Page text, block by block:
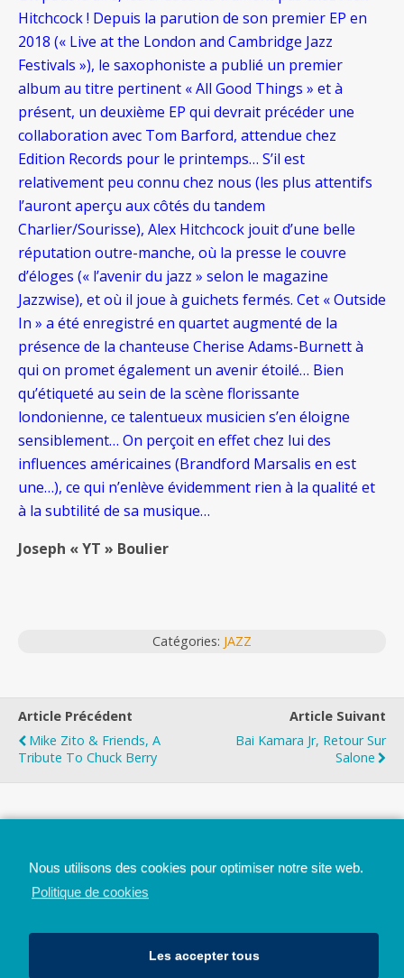
Hitchcock ! Depuis la parution de son premier EP en
2018 (« Live at the London and Cambridge Jazz
Festivals »), le saxophoniste a publié un premier
album au titre pertinent « All Good Things » et à
présent, un deuxième EP qui devrait précéder une
collaboration avec Tom Barford, attendue chez
Edition Records pour le printemps… S’il est
relativement peu connu chez nous (les plus attentifs
l’auront aperçu aux côtés du tandem
Charlier/Sourisse), Alex Hitchcock jouit d’une belle
réputation outre-manche, où la presse le couvre
d’éloges (« l’avenir du jazz » selon le magazine
Jazzwise), et où il joue à guichets fermés. Cet « Outside
In » a été enregistré en quartet augmenté de la
présence de la chanteuse Cherise Adams-Burnett à
qui on promet également un avenir étoilé… Bien
qu’étiqueté au sein de la scène florissante
londonienne, ce talentueux musicien s’en éloigne
sensiblement… On perçoit en effet chez lui des
influences américaines (Brandford Marsalis en est
une…), ce qui n’enlève évidemment rien à la qualité et
à la subtilité de sa musique…
Joseph « YT » Boulier
Catégories: JAZZ
Article Précédent
Mike Zito & Friends, A
Tribute To Chuck Berry
Article Suivant
Bai Kamara Jr, Retour Sur
Salone
Nous utilisons des cookies pour optimiser notre site web.
Politique de cookies
Les accepter tous